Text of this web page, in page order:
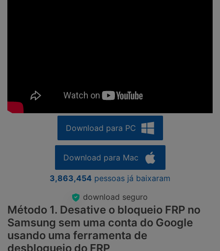
Download para PC
Download para Mac
3,863,454 pessoas já baixaram
download seguro
Método 1. Desative o bloqueio FRP no
Samsung sem uma conta do Google
usando uma ferramenta de
desbloqueio do FRP